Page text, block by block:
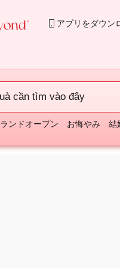
アプリをダウン
cần tìm vào đây
ンドオープン お悔やみ 結